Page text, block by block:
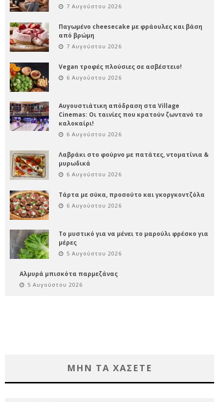
7 Αυγούστου 2026
Παγωμένο cheesecake με φράουλες και βάση
από βρώμη
7 Αυγούστου 2026
Vegan τροφές πλούσιες σε ασβέστειο!
6 Αυγούστου 2026
Αυγουστιάτικη απόδραση στα Village
Cinemas: Οι ταινίες που κρατούν ζωντανό το
καλοκαίρι!
6 Αυγούστου 2026
Λαβράκι στο φούρνο με πατάτες, ντοματίνια &
μυρωδικά
6 Αυγούστου 2026
Τάρτα με σύκα, προσούτο και γκοργκοντζόλα
6 Αυγούστου 2026
Το μυστικό για να μένει το μαρούλι φρέσκο για
μέρες
5 Αυγούστου 2026
Αλμυρά μπισκότα παρμεζάνας
5 Αυγούστου 2026
ΜΗΝ ΤΑ ΧΑΣΕΤΕ